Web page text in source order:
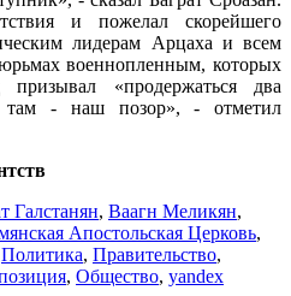
и пожелал скорейшего
лидерам Арцаха и всем
военнопленным, которых
«продержаться два
там - наш позор», - отметил
Галстанян, Ваагн Меликян,
Апостольская Церковь,
Политика, Правительство,
, Общество, yandex